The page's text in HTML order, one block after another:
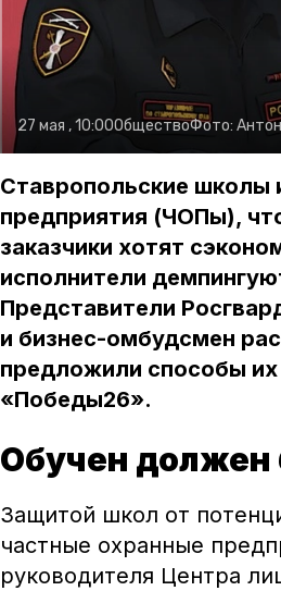
27 мая , 10:00ОбществоФото:
Ставропольские школы
предприятия (ЧОПы),
заказчики хотят
исполнители
Представители
и бизнес-омбудсмен
предложили способы
«Победы26».
Обучен
Защитой школ от
частные охранные
руководителя Центра